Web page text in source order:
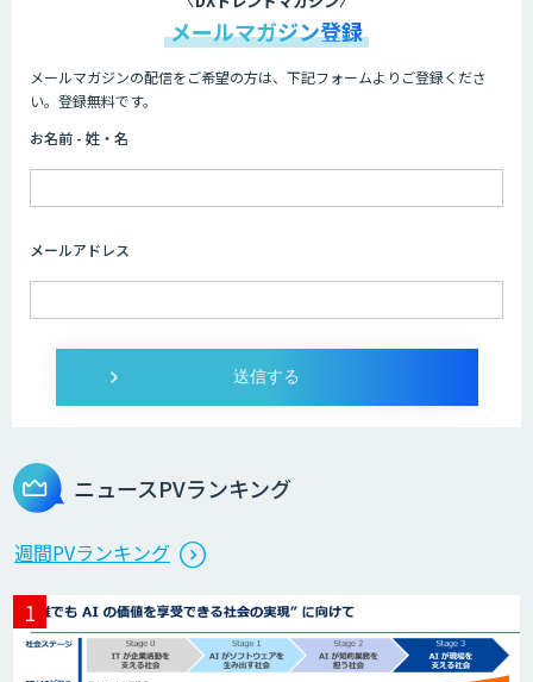
imprai ezKotae
ログミーツ powered by GPT-4
生成AI活用 1day ブートキャンプ
データ分析エージェント
メールマガジン登録
メールマガジンの配信をご希望の方は、下記フォームよりご登録くださ
い。登録無料です。
お名前 - 姓・名
メールアドレス
ニュースPVランキング
週間PVランキング